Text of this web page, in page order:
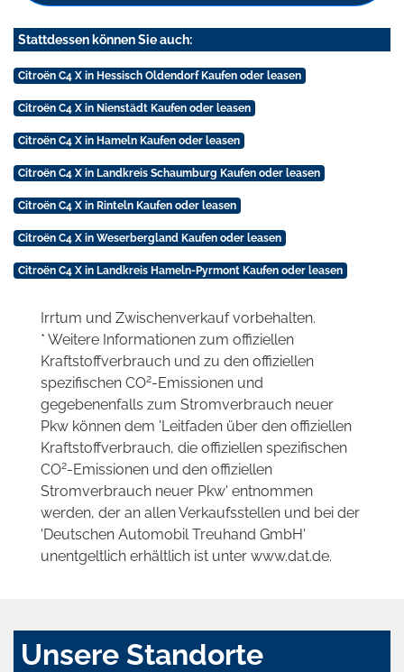
Stattdessen können Sie auch:
Citroën C4 X in Hessisch Oldendorf Kaufen oder leasen
Citroën C4 X in Nienstädt Kaufen oder leasen
Citroën C4 X in Hameln Kaufen oder leasen
Citroën C4 X in Landkreis Schaumburg Kaufen oder leasen
Citroën C4 X in Rinteln Kaufen oder leasen
Citroën C4 X in Weserbergland Kaufen oder leasen
Citroën C4 X in Landkreis Hameln-Pyrmont Kaufen oder leasen
Irrtum und Zwischenverkauf vorbehalten.
* Weitere Informationen zum offiziellen
Kraftstoffverbrauch und zu den offiziellen
spezifischen CO2-Emissionen und
gegebenenfalls zum Stromverbrauch neuer
Pkw können dem 'Leitfaden über den offiziellen
Kraftstoffverbrauch, die offiziellen spezifischen
CO2-Emissionen und den offiziellen
Stromverbrauch neuer Pkw' entnommen
werden, der an allen Verkaufsstellen und bei der
'Deutschen Automobil Treuhand GmbH'
unentgeltlich erhältlich ist unter www.dat.de.
Unsere Standorte